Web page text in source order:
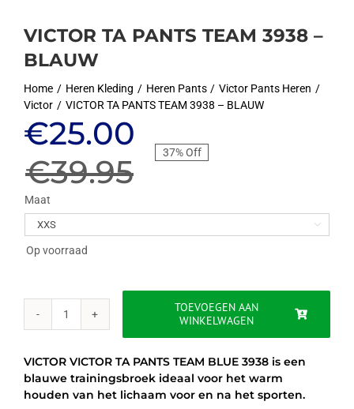
VICTOR TA PANTS TEAM 3938 –
BLAUW
Home Heren Kleding Heren Pants
Victor Pants Heren
Victor
VICTOR TA PANTS TEAM 3938 – BLAUW
€39.95
Oorspronkelijke
prijs
was:
€39.95.
€25.00
Huidige
prijs
is:
€25.00.
37% Off
Maat

Op voorraad
VICTOR
TEAM
TOEVOEGEN AAN
WINKELWAGEN
VICTOR VICTOR TA PANTS TEAM BLUE 3938 is een
blauwe trainingsbroek ideaal voor het warm
houden van het lichaam voor en na het sporten.